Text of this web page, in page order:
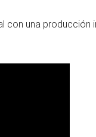
con una producción